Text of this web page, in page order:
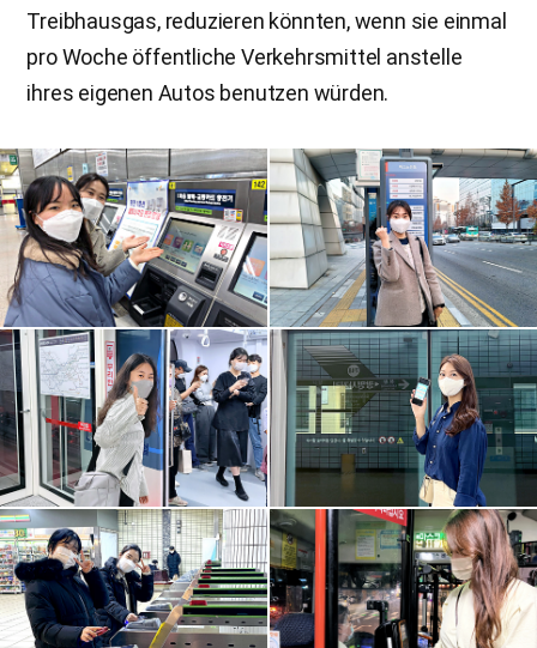
Treibhausgas, reduzieren könnten, wenn sie einmal
pro Woche öffentliche Verkehrsmittel anstelle
ihres eigenen Autos benutzen würden.